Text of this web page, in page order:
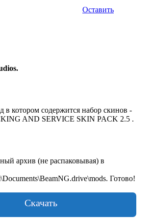
Оставить
в котором содержится набор скинов -
AND SERVICE SKIN PACK 2.5 .
архив (не распаковывая) в
Готово!
Скачать